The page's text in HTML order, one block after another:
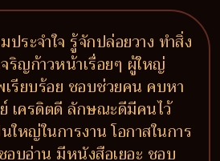
ระจำใจ รู้จักปล่อยวาง ทำสิ่ง
ริญก้าวหน้าเรื่อยๆ ผู้ใหญ่
รียบร้อย ชอบช่วยคน คบหา
เครดิตดี ลักษณะดีมีคนไว้
ใหญ่ในการงาน โอกาสในการ
บอ่าน มีหนังสือเยอะ ชอบ